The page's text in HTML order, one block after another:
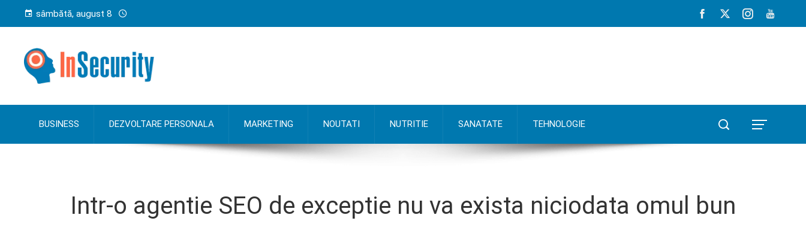
sâmbătă, august 8
BUSINESS DEZVOLTARE PERSONALA MARKETING NOUTATI NUTRITIE SANATATE TEHNOLOGIE
Intr-o agentie SEO de exceptie nu va exista niciodata omul bun